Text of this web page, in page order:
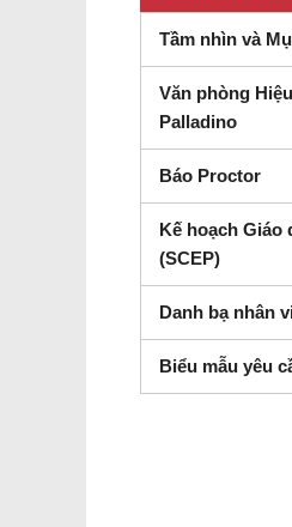
Tầm nhìn và
Văn phòng
Palladino
Báo Proctor
Kế hoạch Giáo
(SCEP)
Danh bạ nhân
Biểu mẫu yêu